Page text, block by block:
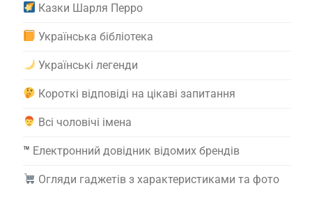
Казки Шарля Перро
Українська бібліотека
Українські легенди
Короткі відповіді на цікаві запитання
Всі чоловічі імена
™️ Електронний довідник відомих брендів
Огляди гаджетів з характеристиками та фото